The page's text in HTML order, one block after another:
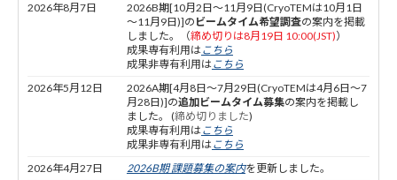
2026年8月7日
2026B期[10月2日～11月9日(CryoTEMは10月1日
～11月9日)]の ビームタイム希望調査の案内を掲載
しました。（締め切りは8月19日 10:00(JST)）
成果専有利用はこちら
成果非専有利用はこちら
2026年5月12日
2026A期[4月8日～7月29日(CryoTEMは4月6日～7
月28日)]の追加ビームタイム募集の案内を掲載し
ました。 (締め切りました)
成果専有利用はこちら
成果非専有利用はこちら
2026年4月27日
2026B期 課題募集の案内を更新しました。